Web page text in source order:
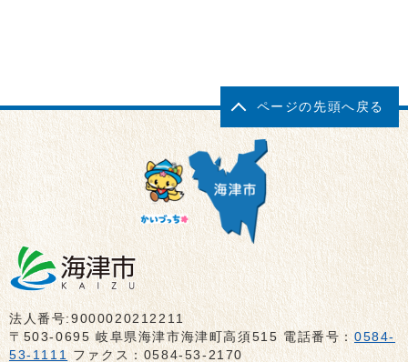
ページの先頭へ戻る
法人番号:9000020212211
〒503-0695 岐阜県海津市海津町高須515 電話番号：0584-
53-1111 ファクス：0584-53-2170